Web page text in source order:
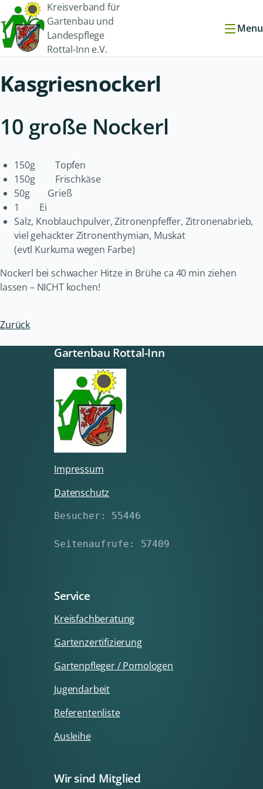
Kreisverband für
Gartenbau und
Landespflege
Rottal-Inn e.V.
Menu
Kasgriesnockerl
10 große Nockerl
150g Topfen
150g Frischkäse
50g Grieß
1 Ei
Salz, Knoblauchpulver, Zitronenpfeffer, Zitronenabrieb,
viel gehackter Zitronenthymian, Muskat
(evtl Kurkuma wegen Farbe)
Nockerl bei schwacher Hitze in Brühe ca 40 min ziehen
lassen – NICHT kochen!
Zurück
Gartenbau Rottal-Inn
Impressum
Datenschutz
Besucher: 55446
Seitenaufrufe: 57409
Service
Kreisfachberatung
Gartenzertifizierung
Gartenpfleger / Pomologen
Jugendarbeit
Referentenliste
Ausleihe
Wir sind Mitglied